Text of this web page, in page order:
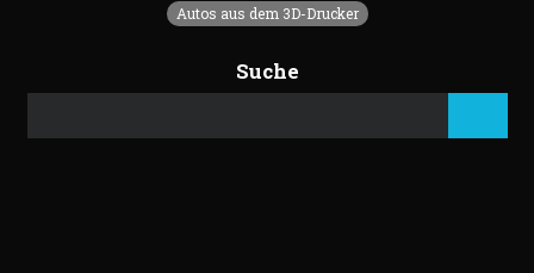
Autos aus dem 3D-Drucker
Suche